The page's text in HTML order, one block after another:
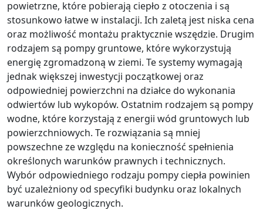
powietrzne, które pobierają ciepło z otoczenia i są
stosunkowo łatwe w instalacji. Ich zaletą jest niska cena
oraz możliwość montażu praktycznie wszędzie. Drugim
rodzajem są pompy gruntowe, które wykorzystują
energię zgromadzoną w ziemi. Te systemy wymagają
jednak większej inwestycji początkowej oraz
odpowiedniej powierzchni na działce do wykonania
odwiertów lub wykopów. Ostatnim rodzajem są pompy
wodne, które korzystają z energii wód gruntowych lub
powierzchniowych. Te rozwiązania są mniej
powszechne ze względu na konieczność spełnienia
określonych warunków prawnych i technicznych.
Wybór odpowiedniego rodzaju pompy ciepła powinien
być uzależniony od specyfiki budynku oraz lokalnych
warunków geologicznych.